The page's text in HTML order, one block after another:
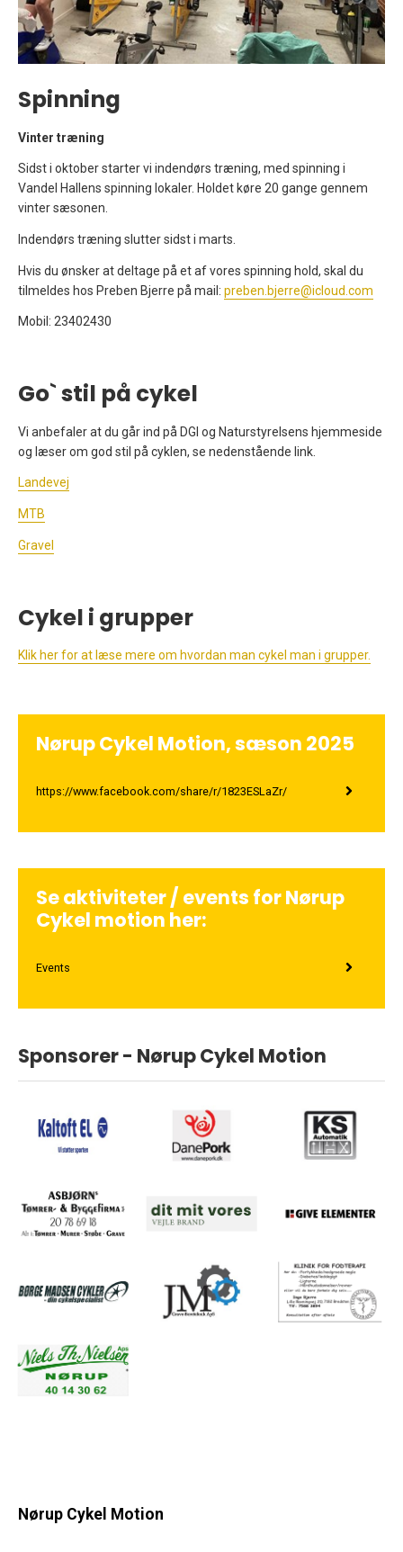
Spinning
Vinter træning
Sidst i oktober starter vi indendørs træning, med spinning i
Vandel Hallens spinning lokaler. Holdet køre 20 gange gennem
vinter sæsonen.
Indendørs træning slutter sidst i marts.
Hvis du ønsker at deltage på et af vores spinning hold, skal du
tilmeldes hos Preben Bjerre på mail: preben.bjerre@icloud.com
Mobil: 23402430
Go` stil på cykel
Vi anbefaler at du går ind på DGI og Naturstyrelsens hjemmeside
og læser om god stil på cyklen, se nedenstående link.
Landevej
MTB
Gravel
Cykel i grupper
Klik her for at læse mere om hvordan man cykel man i grupper.
Nørup Cykel Motion, sæson 2025
https://www.facebook.com/share/r/1823ESLaZr/
Se aktiviteter / events for Nørup
Cykel motion her:
Events
Sponsorer - Nørup Cykel Motion
Nørup Cykel Motion